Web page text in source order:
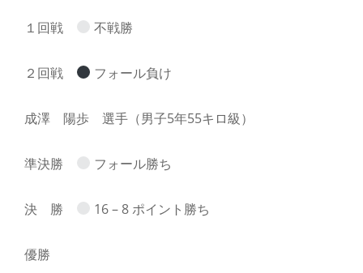
１回戦 不戦勝
２回戦 フォール負け
成澤 陽歩 選手（男子5年55キロ級）
準決勝 フォール勝ち
決 勝 16 – 8 ポイント勝ち
優勝